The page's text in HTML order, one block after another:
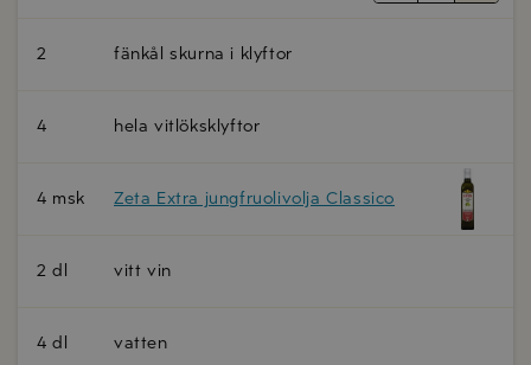
2 fänkål skurna i klyftor
4 hela vitlöksklyftor
4 msk Zeta Extra jungfruolivolja Classico
2 dl vitt vin
4 dl vatten